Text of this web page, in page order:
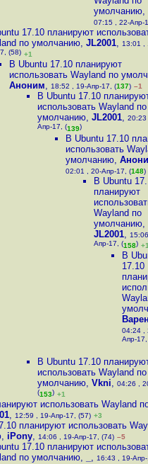
умолчанию,
07:15 , 22-Апр-
17.10 планируют
по умолчанию, JL2001, 13:01 ,
(58) +1
В Ubuntu 17.10 планируют
использовать Wayland по
Аноним, 18:52 , 19-Апр-17, (137) –1
В Ubuntu 17.10
использовать Wayland по
умолчанию, JL2001, 20:23
Апр-17, (139)
В Ubuntu 17.10
использовать
умолчанию,
02:01 , 20-Апр-17, (148)
В Ubuntu
планируют
Wayland по
умолчанию,
JL2001,
Апр-17, (158)
В
17.10
04:24 ,
Апр-
В Ubuntu 17.10
использовать Wayland по
умолчанию, Vkni, 04:26 ,
(153) +1
использовать Wayland
, 12:59 , 19-Апр-17, (57) +3
планируют использовать
, iPony, 14:06 , 19-Апр-17, (74) –5
17.10 планируют
по умолчанию, , 16:43 , 19-